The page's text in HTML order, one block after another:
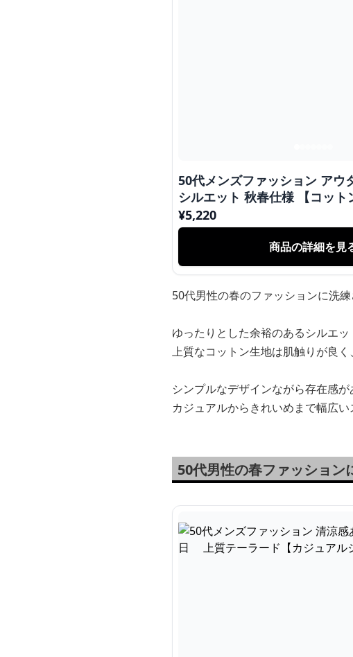
50代メンズファッション アウ
シルエット 秋春仕様 【コット
¥5,220
商品の詳細を見
50代男性の春のファッションに洗
ゆったりとした余裕のあるシルエ
上質なコットン生地は肌触りが良
シンプルなデザインながら存在感
カジュアルからきれいめまで幅広
50代男性の春ファッション